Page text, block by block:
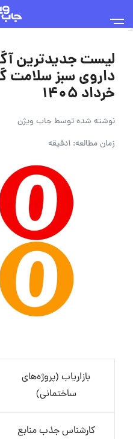
لیست جدیدترین
خرداد ۱۴۰۵
نوشته شده توسطجاب ویژن
زمان مطالعه: 1دقیقه
بازاریاب (پروژه‌های
ساختمانی)
کارشناس جذب منابع